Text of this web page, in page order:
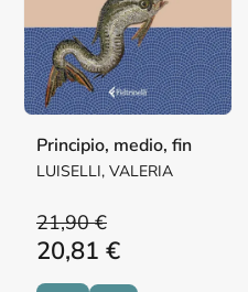
Principio, medio, fin
LUISELLI, VALERIA
21,90 €
20,81 €